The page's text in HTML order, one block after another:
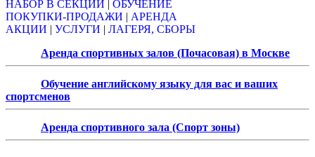
НАБОР В СЕКЦИИ | ОБУЧЕНИЕ
ПОКУПКИ-ПРОДАЖИ | АРЕНДА
АКЦИИ | УСЛУГИ | ЛАГЕРЯ, СБОРЫ
Аренда спортивных залов (Почасовая) в Москве
Обучение английскому языку для вас и ваших
спортсменов
Аренда спортивного зала (Спорт зоны)